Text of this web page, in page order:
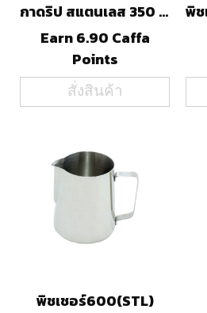
กาดริป สแตนเลส 350 ml.
Earn 6.90 Caffa
Points
สั่งสินค้า
พิชเชอร์600(STL)